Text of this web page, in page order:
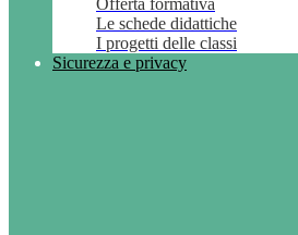
Offerta formativa
Le schede didattiche
I progetti delle classi
Sicurezza e privacy